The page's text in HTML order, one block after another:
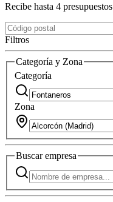
Recibe hasta 4
Filtros
Categoría y Zona
Categoría
Zona
Buscarempresa